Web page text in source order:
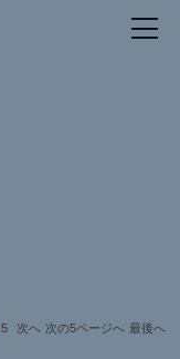
5 次へ 次の5ページへ 最後へ